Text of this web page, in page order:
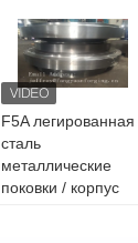
F5A легированная
сталь
металлические
поковки / корпус